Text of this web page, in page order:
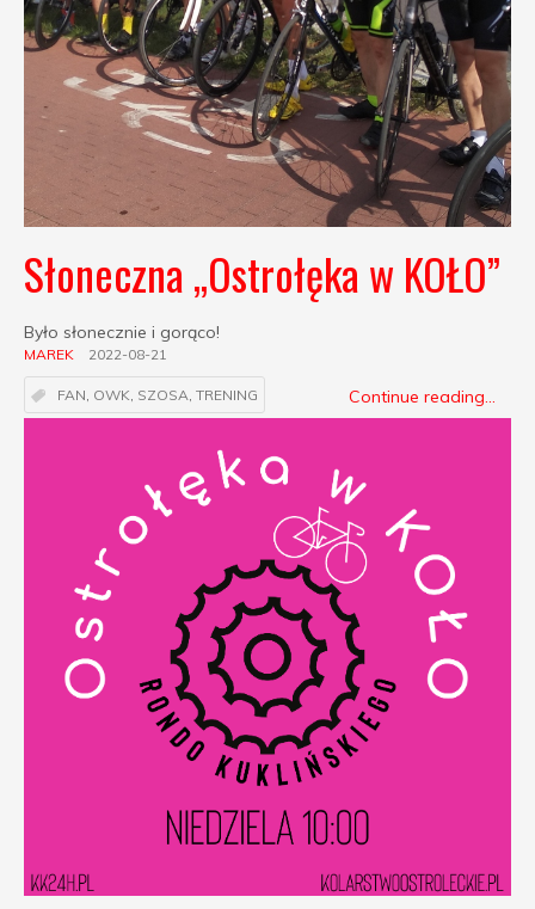
Słoneczna „Ostrołęka w KOŁO”
Było słonecznie i gorąco!
MAREK 2022-08-21
FAN, OWK, SZOSA, TRENING Continue reading...